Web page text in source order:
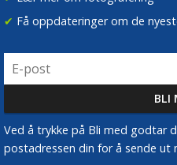
✔ Få oppdateringer om de
Ved å trykke på Bli med godtar
postadressen din for å sende ut